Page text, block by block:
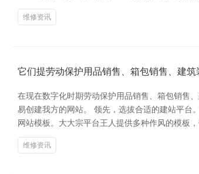
维修资讯
它们提劳动保护用品销售、箱包销售、建
在现在数字化时期劳动保护用品销售、箱包销售
易创建我方的网站。 领先，选拔合适的建站平台
网站模板。大大宗平台王人提供多种作风的模板
维修资讯